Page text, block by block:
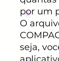
por um
O
seja,